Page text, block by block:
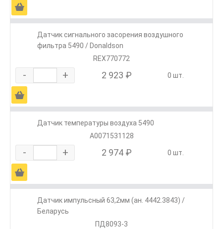
Ä
Датчик сигнального засорения воздушного
фильтра 5490 / Donaldson
REX770772
- + 2 923 ₽ 0 шт.
Ä
Датчик температуры воздуха 5490
A0071531128
- + 2 974 ₽ 0 шт.
Ä
Датчик импульсный 63,2мм (ан. 4442.3843) /
Беларусь
ПД8093-3